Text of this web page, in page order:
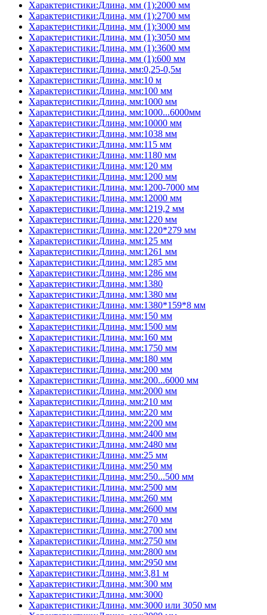
Характеристики:Длина, мм (1):2000 мм
Характеристики:Длина, мм (1):2700 мм
Характеристики:Длина, мм (1):3000 мм
Характеристики:Длина, мм (1):3050 мм
Характеристики:Длина, мм (1):3600 мм
Характеристики:Длина, мм (1):600 мм
Характеристики:Длина, мм:0,25-0,5м
Характеристики:Длина, мм:10 м
Характеристики:Длина, мм:100 мм
Характеристики:Длина, мм:1000 мм
Характеристики:Длина, мм:1000...6000мм
Характеристики:Длина, мм:10000 мм
Характеристики:Длина, мм:1038 мм
Характеристики:Длина, мм:115 мм
Характеристики:Длина, мм:1180 мм
Характеристики:Длина, мм:120 мм
Характеристики:Длина, мм:1200 мм
Характеристики:Длина, мм:1200-7000 мм
Характеристики:Длина, мм:12000 мм
Характеристики:Длина, мм:1219,2 мм
Характеристики:Длина, мм:1220 мм
Характеристики:Длина, мм:1220*279 мм
Характеристики:Длина, мм:125 мм
Характеристики:Длина, мм:1261 мм
Характеристики:Длина, мм:1285 мм
Характеристики:Длина, мм:1286 мм
Характеристики:Длина, мм:1380
Характеристики:Длина, мм:1380 мм
Характеристики:Длина, мм:1380*159*8 мм
Характеристики:Длина, мм:150 мм
Характеристики:Длина, мм:1500 мм
Характеристики:Длина, мм:160 мм
Характеристики:Длина, мм:1750 мм
Характеристики:Длина, мм:180 мм
Характеристики:Длина, мм:200 мм
Характеристики:Длина, мм:200...6000 мм
Характеристики:Длина, мм:2000 мм
Характеристики:Длина, мм:210 мм
Характеристики:Длина, мм:220 мм
Характеристики:Длина, мм:2200 мм
Характеристики:Длина, мм:2400 мм
Характеристики:Длина, мм:2480 мм
Характеристики:Длина, мм:25 мм
Характеристики:Длина, мм:250 мм
Характеристики:Длина, мм:250...500 мм
Характеристики:Длина, мм:2500 мм
Характеристики:Длина, мм:260 мм
Характеристики:Длина, мм:2600 мм
Характеристики:Длина, мм:270 мм
Характеристики:Длина, мм:2700 мм
Характеристики:Длина, мм:2750 мм
Характеристики:Длина, мм:2800 мм
Характеристики:Длина, мм:2950 мм
Характеристики:Длина, мм:3,81 м
Характеристики:Длина, мм:300 мм
Характеристики:Длина, мм:3000
Характеристики:Длина, мм:3000 или 3050 мм